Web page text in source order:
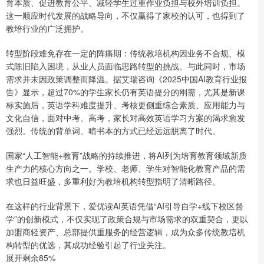
这一顺应时代发展的战略导向，不仅赢得了家校的认可，也得到了
教培行业的广泛拥护。
转型阶段难免存在一定的阵痛期：传统教培机构因业务不合规、模
式陈旧陷入困境，从业人员面临思路转型的挑战。与此同时，市场
需求并未因政策调整而降温。据艾瑞咨询《2025中国AI教育行业报
告》显示，超过70%的学生家长仍有英语提分的刚需，尤其是新课
标实施后，英语学科难度提升、考核更侧重综合素质、应用能力与
文化自信，面对中考、高考，家长对高效英语学习方案的渴求愈发
强烈。传统的背单词、啃书本的方式已经远远脱离了时代。
国家“人工智能+教育”战略的持续推进，将AI列为培育教育领域新质
生产力的核心方向之一。学校、老师、学生对智能化教育产品的需
求也日益旺盛，多重利好为教培机构转型指明了清晰路径。
在这样的行业背景下，爱优读AI英语凭借“AI引导自学+线下校区督
学”的创新模式，不仅实现了政策合规与市场需求的双重契合，更以
加盟商轻资产、总部提供重服务的经营逻辑，成为众多传统教培机
构转型的优选，其成功经验引起了行业关注。
展开剩余85%